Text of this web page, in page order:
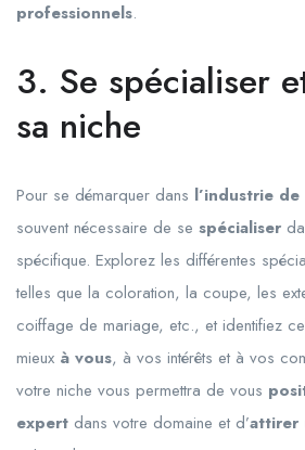
professionnels.
3. Se spécialiser
sa niche
Pour se démarquer dans l’industrie
souvent nécessaire de se spécialiser
spécifique. Explorez les différentes
telles que la coloration, la coupe, les
coiffage de mariage, etc., et identifiez
mieux à vous, à vos intérêts et à vos
votre niche vous permettra de vous
expert dans votre domaine et d’attirer